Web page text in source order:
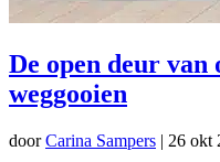
De open deur van
weggooien
doorCarina Sampers | 26 okt